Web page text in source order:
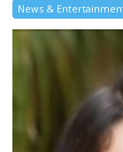
News &